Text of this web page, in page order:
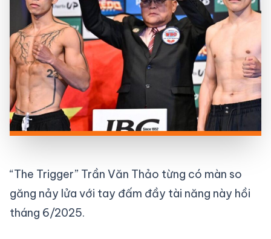
“The Trigger” Trần Văn Thảo từng có màn so
găng nảy lửa với tay đấm đầy tài năng này hồi
tháng 6/2025.